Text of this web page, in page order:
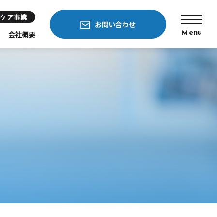
ア事業
会社概要
お問い合わせ
Menu